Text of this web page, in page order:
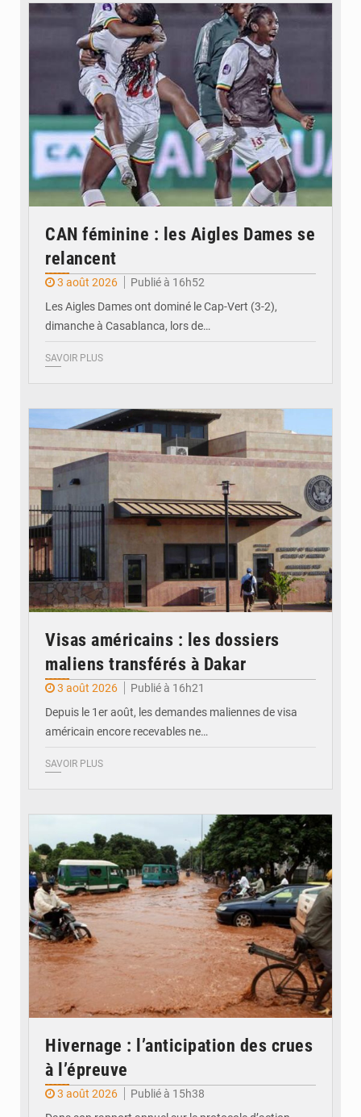
© FEMAFOOT
CAN féminine : les Aigles Dames se
relancent
3 août 2026
Publié à 16h52
Les Aigles Dames ont dominé le Cap-Vert (3-2),
dimanche à Casablanca, lors de…
SAVOIR PLUS
Visas américains : les dossiers
maliens transférés à Dakar
3 août 2026
Publié à 16h21
Depuis le 1er août, les demandes maliennes de visa
américain encore recevables ne…
SAVOIR PLUS
Hivernage : l’anticipation des crues
à l’épreuve
3 août 2026
Publié à 15h38